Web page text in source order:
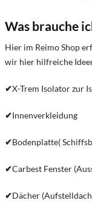
Was brauche
Hier im Reimo Shop
wir hier hilfreiche
✔X-Trem Isolator zur
✔Innenverkleidung
✔Bodenplatte(
✔Carbest Fenster
✔Dächer